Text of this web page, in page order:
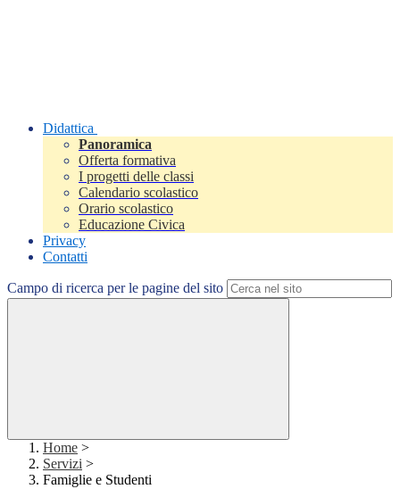
Didattica
Panoramica
Offerta formativa
I progetti delle classi
Calendario scolastico
Orario scolastico
Educazione Civica
Privacy
Contatti
Campo di ricerca per le pagine del sito
Home >
Servizi >
Famiglie e Studenti